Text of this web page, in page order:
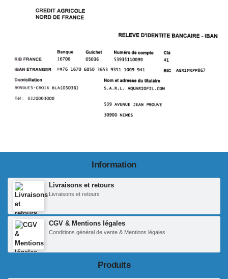
Information
Livraisons et retours
Livraisons et retours
CGV & Mentions légales
Conditions général de vente & Mentions légales
Produits